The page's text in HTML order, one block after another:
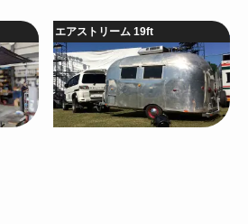
エアストリーム 19ft